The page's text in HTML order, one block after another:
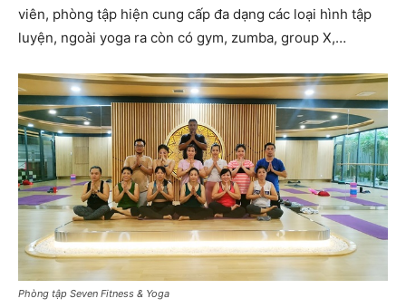
viên, phòng tập hiện cung cấp đa dạng các loại hình tập
luyện, ngoài yoga ra còn có gym, zumba, group X,…
Phòng tập Seven Fitness & Yoga